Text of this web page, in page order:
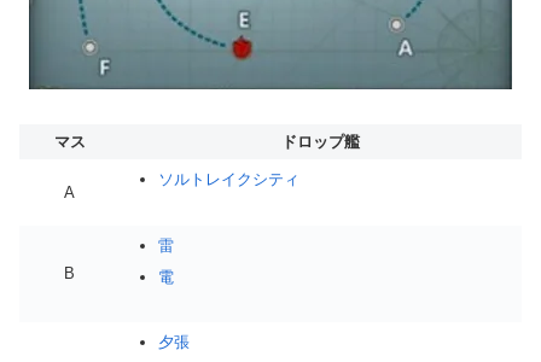
マス ドロップ艦
A
ソルトレイクシティ
B
雷
電
夕張